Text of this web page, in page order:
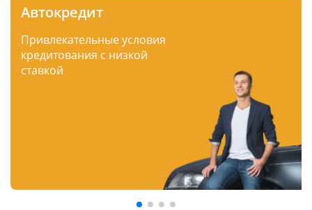
Автокредит
Привлекательные условия
кредитования с низкой
ставкой